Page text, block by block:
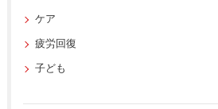
ケア
疲労回復
子ども